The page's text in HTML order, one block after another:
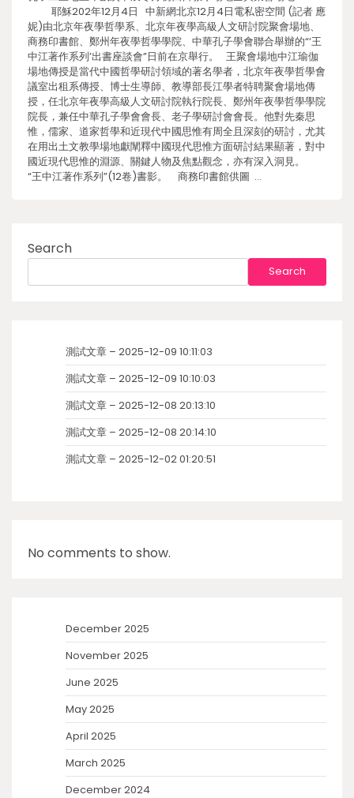
耶穌202年12月4日 中新網北京12月4日電私密空間 (記者 應
妮)由北京年夜學哲學系、北京年夜學高級人文研討院聚會場地、
商務印書館、鄭州年夜學哲學學院、中華孔子學會聯合舉辦的“‘王
中江著作系列’出書座談會”日前在京舉行。 王聚會場地中江瑜伽
場地傳授是當代中國哲學研討領域的著名學者，北京年夜學哲學會
議室出租系傳授、博士生導師、教導部長江學者特聘聚會場地傳
授，任北京年夜學高級人文研討院執行院長、鄭州年夜學哲學學院
院長，兼任中華孔子學會會長、老子學研討會會長。他對先秦思
惟，儒家、道家哲學和近現代中國思惟有周全且深刻的研討，尤其
在用出土文教學場地獻闡釋中國現代思惟方面研討結果顯著，對中
國近現代思惟的淵源、關鍵人物及焦點觀念，亦有深入洞見。
“王中江著作系列”(12卷)書影。 商務印書館供圖 …
Search
Search
測試文章 – 2025-12-09 10:11:03
測試文章 – 2025-12-09 10:10:03
測試文章 – 2025-12-08 20:13:10
測試文章 – 2025-12-08 20:14:10
測試文章 – 2025-12-02 01:20:51
No comments to show.
December 2025
November 2025
June 2025
May 2025
April 2025
March 2025
December 2024